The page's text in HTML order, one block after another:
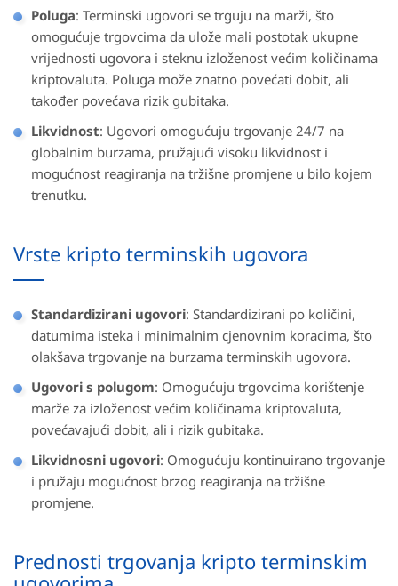
Poluga: Terminski ugovori se trguju na marži, što
omogućuje trgovcima da ulože mali postotak ukupne
vrijednosti ugovora i steknu izloženost većim količinama
kriptovaluta. Poluga može znatno povećati dobit, ali
također povećava rizik gubitaka.
Likvidnost: Ugovori omogućuju trgovanje 24/7 na
globalnim burzama, pružajući visoku likvidnost i
mogućnost reagiranja na tržišne promjene u bilo kojem
trenutku.
Vrste kripto terminskih ugovora
Standardizirani ugovori: Standardizirani po količini,
datumima isteka i minimalnim cjenovnim koracima, što
olakšava trgovanje na burzama terminskih ugovora.
Ugovori s polugom: Omogućuju trgovcima korištenje
marže za izloženost većim količinama kriptovaluta,
povećavajući dobit, ali i rizik gubitaka.
Likvidnosni ugovori: Omogućuju kontinuirano trgovanje
i pružaju mogućnost brzog reagiranja na tržišne
promjene.
Prednosti trgovanja kripto terminskim